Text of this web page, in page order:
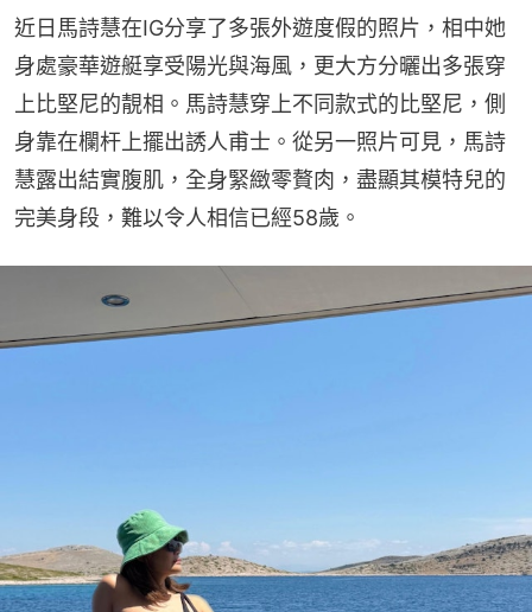
近日馬詩慧在IG分享了多張外遊度假的照片，相中她
身處豪華遊艇享受陽光與海風，更大方分曬出多張穿
上比堅尼的靚相。馬詩慧穿上不同款式的比堅尼，側
身靠在欄杆上擺出誘人甫士。從另一照片可見，馬詩
慧露出結實腹肌，全身緊緻零贅肉，盡顯其模特兒的
完美身段，難以令人相信已經58歲。